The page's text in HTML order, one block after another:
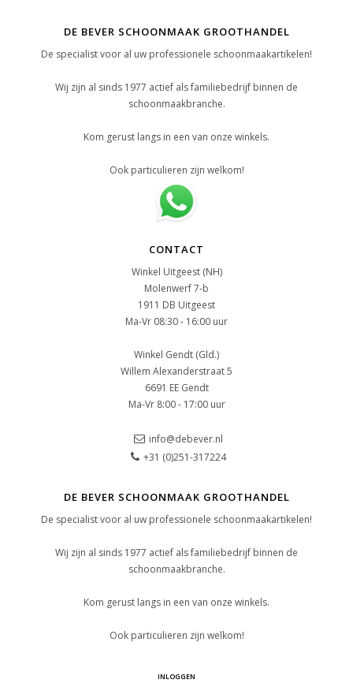
DE BEVER SCHOONMAAK GROOTHANDEL
De specialist voor al uw professionele schoonmaakartikelen!
Wij zijn al sinds 1977 actief als familiebedrijf binnen de
schoonmaakbranche.
Kom gerust langs in een van onze winkels.
Ook particulieren zijn welkom!
CONTACT
Winkel Uitgeest (NH)
Molenwerf 7-b
1911 DB Uitgeest
Ma-Vr 08:30 - 16:00 uur
Winkel Gendt (Gld.)
Willem Alexanderstraat 5
6691 EE Gendt
Ma-Vr 8:00 - 17:00 uur
info@debever.nl
+31 (0)251-317224
DE BEVER SCHOONMAAK GROOTHANDEL
De specialist voor al uw professionele schoonmaakartikelen!
Wij zijn al sinds 1977 actief als familiebedrijf binnen de
schoonmaakbranche.
Kom gerust langs in een van onze winkels.
Ook particulieren zijn welkom!
INLOGGEN